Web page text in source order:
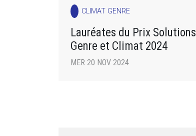
CLIMAT GENRE
Lauréates du Prix Solutions
Genre et Climat 2024
MER 20 NOV 2024